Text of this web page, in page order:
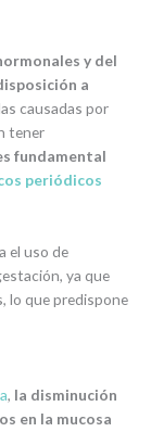
y del
a
causadas por
tener
fundamental
periódicos
el uso de
ya que
lo que predispone
, la disminución
en la mucosa